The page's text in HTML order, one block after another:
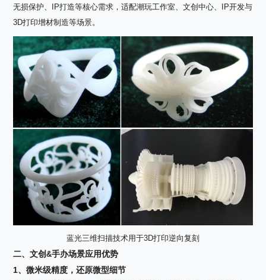
无损保护、
IP打造等核心需求，适配潮玩工作室、文创中心、 IP开发与
3D打印增材制造等场景。
蓝光三维扫描技术用于3D打印逆向复刻
二、文创&手办场景应用优势
1、微米级精度，还原微型细节